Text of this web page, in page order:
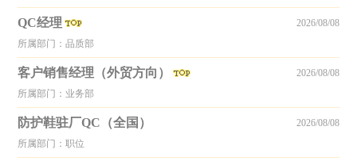
QC经理
所属部门：品质部
2026/08/08
客户销售经理（外贸方向）
所属部门：业务部
2026/08/08
防护鞋驻厂QC（全国）
所属部门：职位
2026/08/08